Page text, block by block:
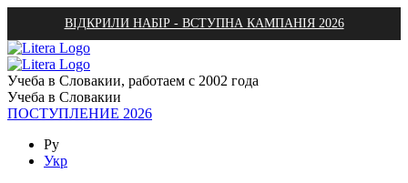
ВІДКРИЛИ НАБІР - ВСТУПНА КАМПАНІЯ 2026
Учеба в Словакии, работаем с 2002 года
Учеба в Словакии
ПОСТУПЛЕНИЕ 2026
Ру
Укр